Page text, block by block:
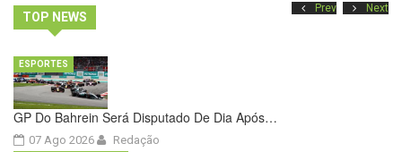
TOP NEWS
Prev Next
GP Do Bahrein Será Disputado De Dia Após…
07 Ago 2026
ESPORTES
Redação